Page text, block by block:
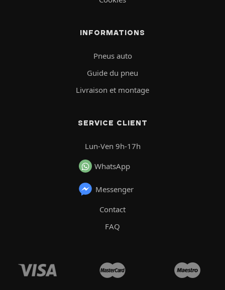
INFORMATIONS
Pneus auto
Guide du pneu
Livraison et montage
SERVICE CLIENT
Lun-Ven 9h-17h
WhatsApp
Messenger
Contact
FAQ